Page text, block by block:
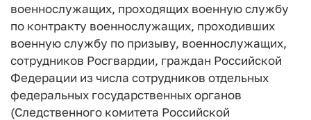
военнослужащих, проходящих военную службу
по контракту военнослужащих, проходивших
военную службу по призыву, военнослужащих,
сотрудников Росгвардии, граждан Российской
Федерации из числа сотрудников отдельных
федеральных государственных органов
(Следственного комитета Российской